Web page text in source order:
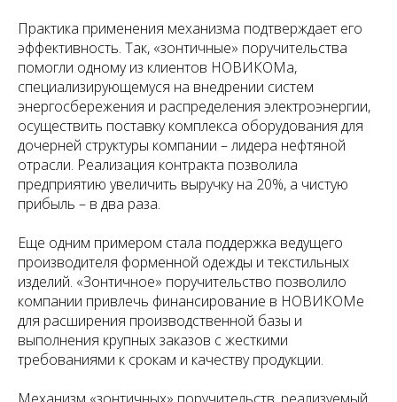
Практика применения механизма подтверждает его
эффективность. Так, «зонтичные» поручительства
помогли одному из клиентов НОВИКОМа,
специализирующемуся на внедрении систем
энергосбережения и распределения электроэнергии,
осуществить поставку комплекса оборудования для
дочерней структуры компании – лидера нефтяной
отрасли. Реализация контракта позволила
предприятию увеличить выручку на 20%, а чистую
прибыль – в два раза.
Еще одним примером стала поддержка ведущего
производителя форменной одежды и текстильных
изделий. «Зонтичное» поручительство позволило
компании привлечь финансирование в НОВИКОМе
для расширения производственной базы и
выполнения крупных заказов с жесткими
требованиями к срокам и качеству продукции.